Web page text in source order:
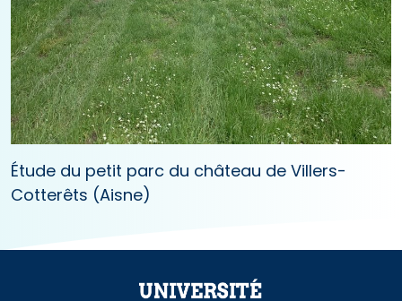
Étude du petit parc du château de Villers-
Cotterêts (Aisne)